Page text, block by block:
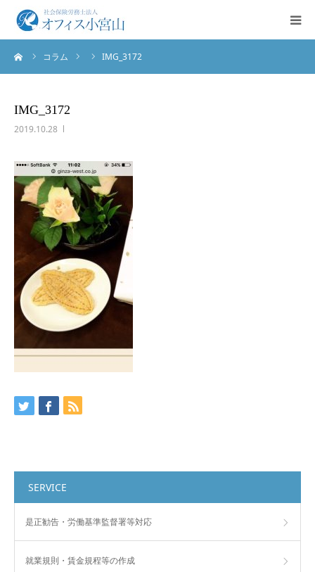
コラム IMG_3172
IMG_3172
2019.10.28
SERVICE
是正勧告・労働基準監督署等対応
就業規則・賃金規程等の作成
ご挨拶
法人概要
お問合せ
English